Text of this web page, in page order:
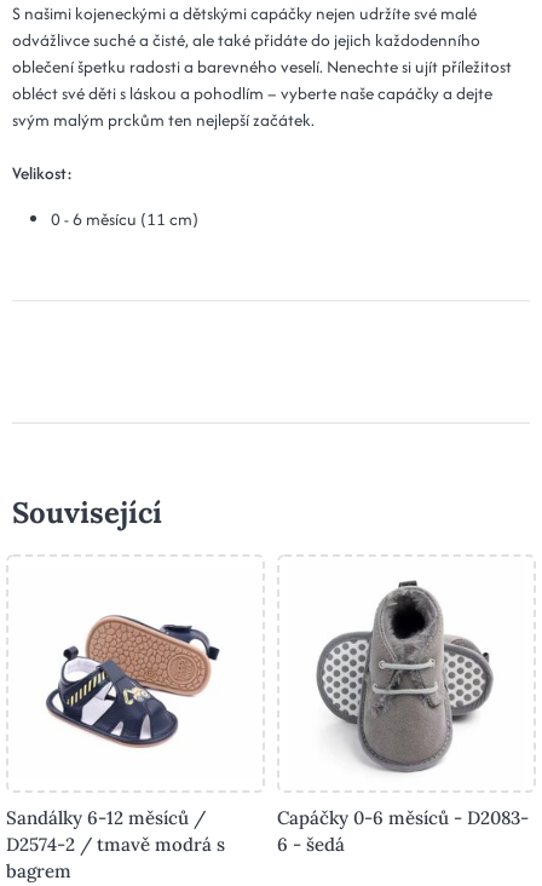
S našimi kojeneckými a dětskými capáčky nejen udržíte své malé
odvážlivce suché a čisté, ale také přidáte do jejich každodenního
oblečení špetku radosti a barevného veselí. Nenechte si ujít příležitost
obléct své děti s láskou a pohodlím – vyberte naše capáčky a dejte
svým malým prckům ten nejlepší začátek.
Velikost:
0 - 6 měsícu (11 cm)
Související
Sandálky 6-12 měsíců /
D2574-2 / tmavě modrá s
bagrem
Capáčky 0-6 měsíců - D2083-
6 - šedá